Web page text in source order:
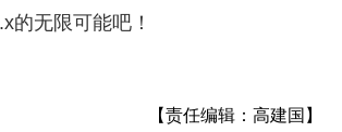
的无限可能吧！
【责任编辑：高建国】